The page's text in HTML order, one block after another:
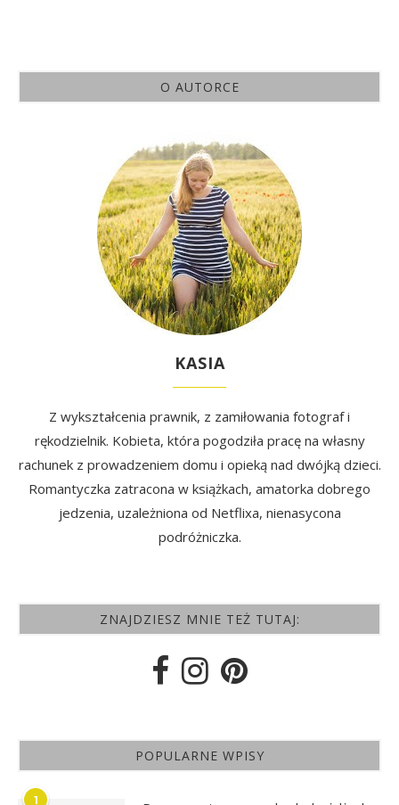
O AUTORCE
KASIA
Z wykształcenia prawnik, z zamiłowania fotograf i
rękodzielnik. Kobieta, która pogodziła pracę na własny
rachunek z prowadzeniem domu i opieką nad dwójką dzieci.
Romantyczka zatracona w książkach, amatorka dobrego
jedzenia, uzależniona od Netflixa, nienasycona
podróżniczka.
ZNAJDZIESZ MNIE TEŻ TUTAJ:
POPULARNE WPISY
1